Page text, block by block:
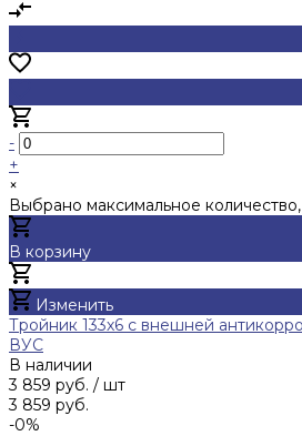
-
+
×
Выбрано максимальное
В корзину
Изменить
Тройник 133х6 с внешней
ВУС
В наличии
3 859 руб. / шт
3 859 руб.
-0%